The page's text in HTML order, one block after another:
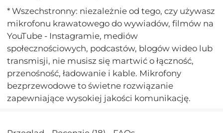
* Wszechstronny: niezależnie od tego, czy używasz
mikrofonu krawatowego do wywiadów, filmów na
YouTube - Instagramie, mediów
społecznościowych, podcastów, blogów wideo lub
transmisji, nie musisz się martwić o łączność,
przenośność, ładowanie i kable. Mikrofony
bezprzewodowe to świetne rozwiązanie
zapewniające wysokiej jakości komunikację.